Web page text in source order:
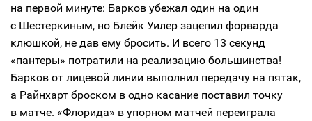
на первой минуте: Барков убежал один на один
с Шестеркиным, но Блейк Уилер зацепил форварда
клюшкой, не дав ему бросить. И всего 13 секунд
«пантеры» потратили на реализацию большинства!
Барков от лицевой линии выполнил передачу на пятак,
а Райнхарт броском в одно касание поставил точку
в матче. «Флорида» в упорном матчей переиграла